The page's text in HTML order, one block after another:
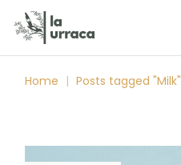
the
content
Home Posts tagged "Milk"